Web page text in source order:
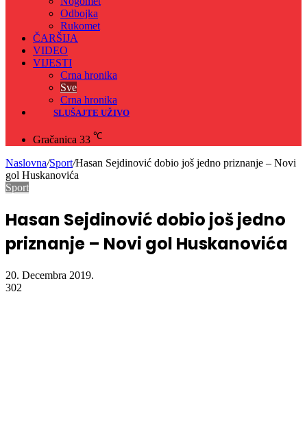
Odbojka
Rukomet
ČARŠIJA
VIDEO
VIJESTI
Crna hronika
Sve
Crna hronika
SLUŠAJTE UŽIVO
Gračanica 33 ℃
Naslovna/Sport/Hasan Sejdinović dobio još jedno priznanje – Novi
gol Huskanovića
Sport
Hasan Sejdinović dobio još jedno
priznanje – Novi gol Huskanovića
20. Decembra 2019.
302